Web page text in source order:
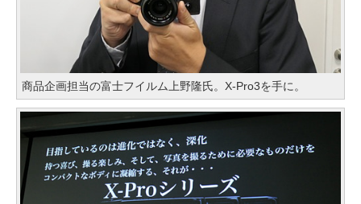
商品企画担当の富士フイルム上野隆氏。X-Pro3を手に。